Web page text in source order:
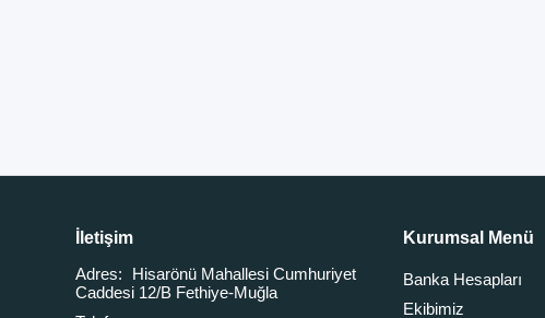
İletişim
Adres:
Hisarönü Mahallesi Cumhuriyet
Caddesi 12/B Fethiye-Muğla
Kurumsal Menü
Banka Hesapları
Ekibimiz